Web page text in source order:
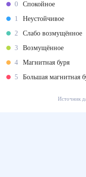
0
Спокойное
1
Неустойчивое
2
Слабо возмущённое
3
Возмущённое
4
Магнитная буря
5
Большая магнитная
Источник